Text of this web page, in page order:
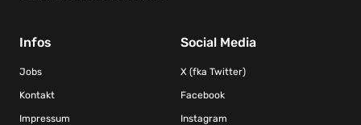
Infos
Jobs
Kontakt
Impressum
Social Media
X (fka Twitter)
Facebook
Instagram